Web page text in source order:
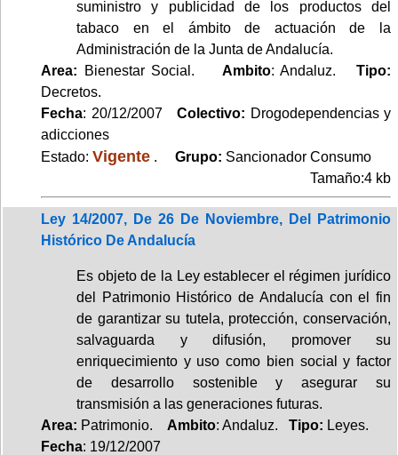
suministro y publicidad de los productos del
tabaco en el ámbito de actuación de la
Administración de la Junta de Andalucía.
Area: Bienestar Social. Ambito: Andaluz.Tipo:
Decretos.
Fecha: 20/12/2007Colectivo: Drogodependencias y
adicciones
Estado: Vigente . Grupo: Sancionador Consumo
Tamaño:4 kb
Ley 14/2007, De 26 De Noviembre, Del Patrimonio
Histórico De Andalucía
Es objeto de la Ley establecer el régimen jurídico
del Patrimonio Histórico de Andalucía con el fin
de garantizar su tutela, protección, conservación,
salvaguarda y difusión, promover su
enriquecimiento y uso como bien social y factor
de desarrollo sostenible y asegurar su
transmisión a las generaciones futuras.
Area: Patrimonio. Ambito: Andaluz. Tipo: Leyes.
Fecha: 19/12/2007